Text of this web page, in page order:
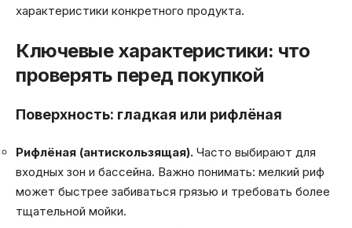
характеристики конкретного продукта.
Ключевые характеристики: что
проверять перед покупкой
Поверхность: гладкая или рифлёная
Рифлёная (антискользящая). Часто выбирают для
входных зон и бассейна. Важно понимать: мелкий риф
может быстрее забиваться грязью и требовать более
тщательной мойки.